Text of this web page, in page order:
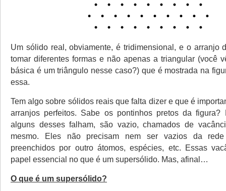
Um sólido real, obviamente, é tridimensional, e o arranjo
tomar diferentes formas e não apenas a triangular (você
básica é um triângulo nesse caso?) que é mostrada na
essa.
Tem algo sobre sólidos reais que falta dizer e que é
arranjos perfeitos. Sabe os pontinhos pretos da figura?
alguns desses falham, são vazio, chamados de
mesmo. Eles não precisam nem ser vazios da
preenchidos por outro átomos, espécies, etc. Essas
papel essencial no que é um supersólido. Mas, afinal…
O que é um supersólido?